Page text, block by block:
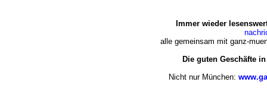
Immer wieder
alle gemeinsam mit ganz-
Die guten Geschäfte
Nicht nur München: